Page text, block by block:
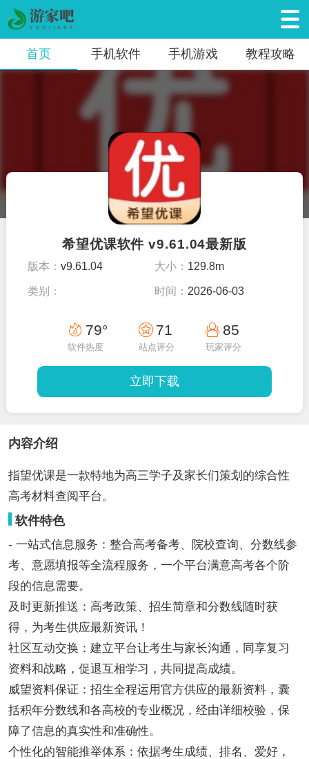
首页 手机软件 手机游戏 教程攻略
希望优课软件 v9.61.04最新版
版本：v9.61.04 大小： 129.8m
类别： 时间： 2026-06-03
79°
软件热度
71
站点评分
85
玩家评分
立即下载
内容介绍
指望优课是一款特地为高三学子及家长们策划的综合性
高考材料查阅平台。
软件特色
- 一站式信息服务：整合高考备考、院校查询、分数线参
考、意愿填报等全流程服务，一个平台满意高考各个阶
段的信息需要。
及时更新推送：高考政策、招生简章和分数线随时获
得，为考生供应最新资讯！
社区互动交换：建立平台让考生与家长沟通，同享复习
资料和战略，促退互相学习，共同提高成绩。
威望资料保证：招生全程运用官方供应的最新资料，囊
括积年分数线和各高校的专业概况，经由详细校验，保
障了信息的真实性和准确性。
个性化的智能推举体系：依据考生成绩、排名、爱好，